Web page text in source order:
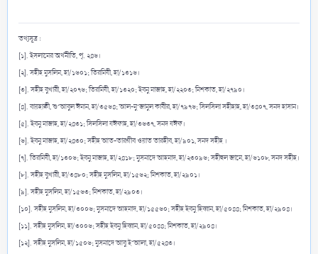
তথ্যসূত্র :
[১]. ইসলামের অর্থনীতি, পৃ. ২৪৬।
[২]. সহীহ মুসলিম, হা/১৬০১; তিরমিযী, হা/১৩১৬।
[৩]. সহীহ বুখারী, হা/২০৭৬; তিরমিযী, হা/১৩২০; ইবনু মাজাহ, হা/২২০৩; মিশকাত, হা/২৭৯০।
[৪]. বায়হাক্বী, শু‘আবুল ঈমান, হা/৩৫৬৪; আল-মু‘জামুল কাবীর, হা/৭৯৭৬; সিলসিলা সহীহাহ, হা/৩৪০৭, সনদ হাসান।
[৫]. ইবনু মাজাহ, হা/২৪৩১; সিলসিলা যঈফাহ, হা/৩৬৩৭, সনদ যঈফ।
[৬]. ইবনু মাজাহ, হা/২৪৩০; সহীহ আত-তারগীব ওয়াত তারহীব, হা/৯০১, সনদ সহীহ ।
[৭]. তিরমিযী, হা/১৩০৬; ইবনু মাজাহ, হা/২৪১৮; মুসনাদে আহমাদ, হা/২৩০৯৬; সহীহুল জামে, হা/৬১০৮, সনদ সহীহ।
[৮]. সহীহ বুখারী, হা/৩৪৮০; সহীহ মুসলিম, হা/১৫৬২; মিশকাত, হা/২৯০১।
[৯]. সহীহ মুসলিম, হা/১৫৬৩; মিশকাত, হা/২৯০৩।
[১০]. সহীহ মুসলিম, হা/৩০০৬; মুসনাদে আহমাদ, হা/১৫৫৬০; সহীহ ইবনু হিব্বান, হা/৫০৪৪; মিশকাত, হা/২৯০৪।
[১১]. সহীহ মুসলিম, হা/৩০০৬; সহীহ ইবনু হিব্বান, হা/৫০৪৪; মিশকাত, হা/২৯০৪।
[১২]. সহীহ মুসলিম, হা/১৫০৬; মুসনাদে আবু ই‘আলা, হা/৫২৪৩।